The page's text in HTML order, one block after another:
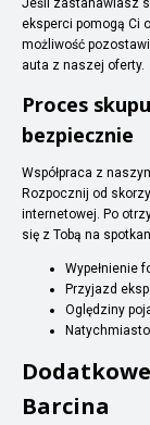
Jeśli zastanawiasz
eksperci pomogą Ci
możliwość
auta z naszej oferty.
Proces
bezpiecznie
Współpraca z
Rozpocznij od
internetowej. Po
się z Tobą na
Wypełnienie
Przyjazd
Oględziny
Barcina